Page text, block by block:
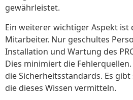
gewährleistet.
Ein weiterer wichtiger Aspekt ist
Mitarbeiter. Nur geschultes
Installation und Wartung des
Dies minimiert die
die Sicherheitsstandards. Es
die dieses Wissen vermitteln.